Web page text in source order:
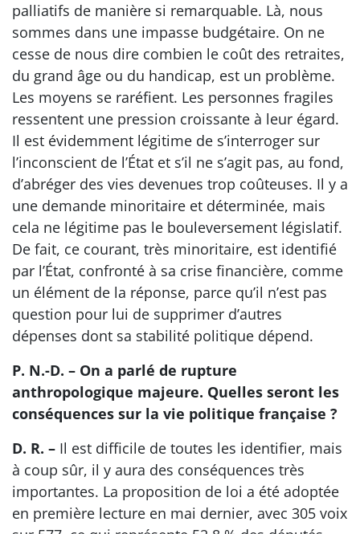
palliatifs de manière si remarquable. Là, nous
sommes dans une impasse budgétaire. On ne
cesse de nous dire combien le coût des retraites,
du grand âge ou du handicap, est un problème.
Les moyens se raréfient. Les personnes fragiles
ressentent une pression croissante à leur égard.
Il est évidemment légitime de s’interroger sur
l’inconscient de l’État et s’il ne s’agit pas, au fond,
d’abréger des vies devenues trop coûteuses. Il y a
une demande minoritaire et déterminée, mais
cela ne légitime pas le bouleversement législatif.
De fait, ce courant, très minoritaire, est identifié
par l’État, confronté à sa crise financière, comme
un élément de la réponse, parce qu’il n’est pas
question pour lui de supprimer d’autres
dépenses dont sa stabilité politique dépend.
P. N.-D. – On a parlé de rupture
anthropologique majeure. Quelles seront les
conséquences sur la vie politique française ?
D. R. – Il est difficile de toutes les identifier, mais
à coup sûr, il y aura des conséquences très
importantes. La proposition de loi a été adoptée
en première lecture en mai dernier, avec 305 voix